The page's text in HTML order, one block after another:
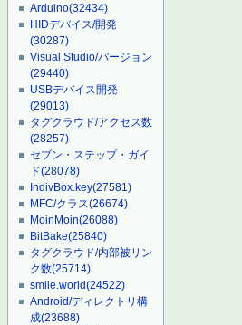
Arduino(32434)
HIDデバイス/開発
(30287)
Visual Studio/バージョン
(29440)
USBデバイス開発
(29013)
タグクラウド/アクセス数
(28257)
セブン・ステップ・ガイ
ド(28078)
IndivBox.key(27581)
MFC/クラス(26674)
MoinMoin(26088)
BitBake(25840)
タグクラウド/内部被リン
ク数(25714)
smile.world(24522)
Android/ディレクトリ構
成(23688)